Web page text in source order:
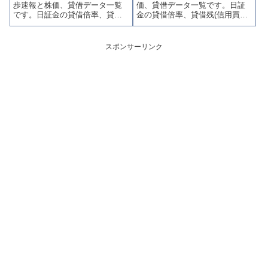
ます。
す。
歩速報と株価、貸借データ一覧
です。日証金の貸借倍率、貸借
残(信用買残、信用売残)、品貸料
(注意喚起・申込停止)など、空売
り関連情報を集計し、図解でわ
価、貸借データ一覧です。日証
金の貸借倍率、貸借残(信用買
残、信用売残)、品貸料(逆日
喚起・申込停止)など、空売り関
連情報を集計し、図解でわかり
スポンサーリンク